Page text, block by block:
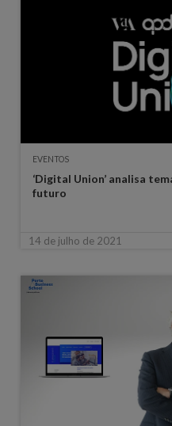
EVENTOS
‘Digital Union’ analisa
futuro
14 de julho de 2021